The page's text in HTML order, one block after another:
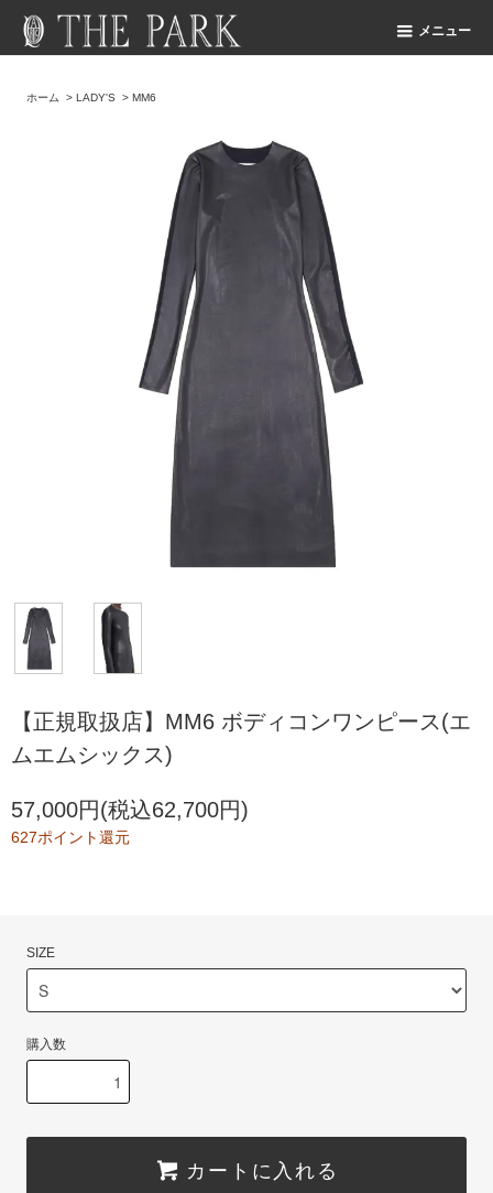
メニュー
ホーム >LADY'S >MM6
【正規取扱店】MM6 ボディコンワンピース(エ
ムエムシックス)
57,000円(税込62,700円)
627ポイント還元
SIZE
購入数
カートに入れる